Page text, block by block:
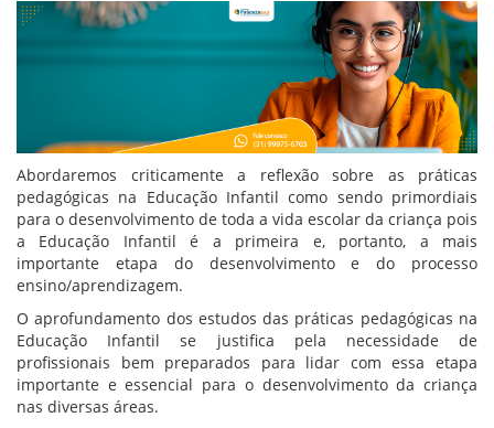
Abordaremos criticamente a reflexão sobre as práticas
pedagógicas na Educação Infantil como sendo primordiais
para o desenvolvimento de toda a vida escolar da criança pois
a Educação Infantil é a primeira e, portanto, a mais
importante etapa do desenvolvimento e do processo
ensino/aprendizagem.
O aprofundamento dos estudos das práticas pedagógicas na
Educação Infantil se justifica pela necessidade de
profissionais bem preparados para lidar com essa etapa
importante e essencial para o desenvolvimento da criança
nas diversas áreas.